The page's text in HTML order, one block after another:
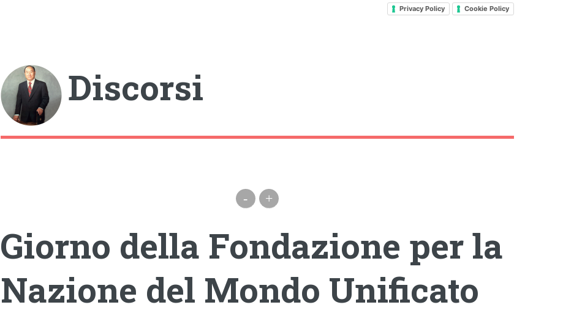
Privacy Policy Cookie Policy
Discorsi
- +
Giorno della Fondazione per la
Nazione del Mondo Unificato